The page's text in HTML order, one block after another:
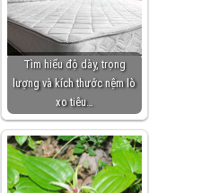
Tìm hiểu độ dày, trọng
lượng và kích thước nệm lò
xo tiêu…